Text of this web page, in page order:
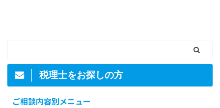
税理士をお探しの方
ご相談内容別メニュー